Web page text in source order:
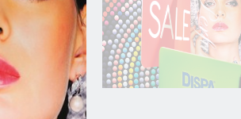
stammt